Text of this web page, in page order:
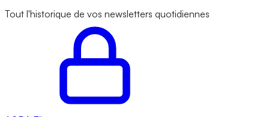
Tout l'historique de vos newsletters quotidiennes